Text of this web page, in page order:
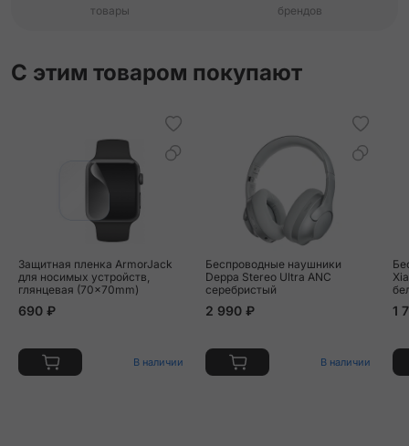
товары
брендов
С этим товаром покупают
Защитная пленка ArmorJack
для носимых устройств,
глянцевая (70x70mm)
690 ₽
В наличии
Беспроводные наушники
Deppa Stereo Ultra ANC
серебристый
2 990 ₽
В наличии
1